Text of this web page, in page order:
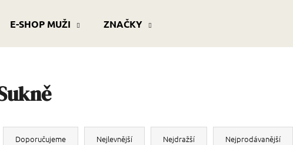
E-SHOP MUŽI ZNAČKY
Ř
Doporučujeme Nejlevnější Nejdražší Nejprodávanější